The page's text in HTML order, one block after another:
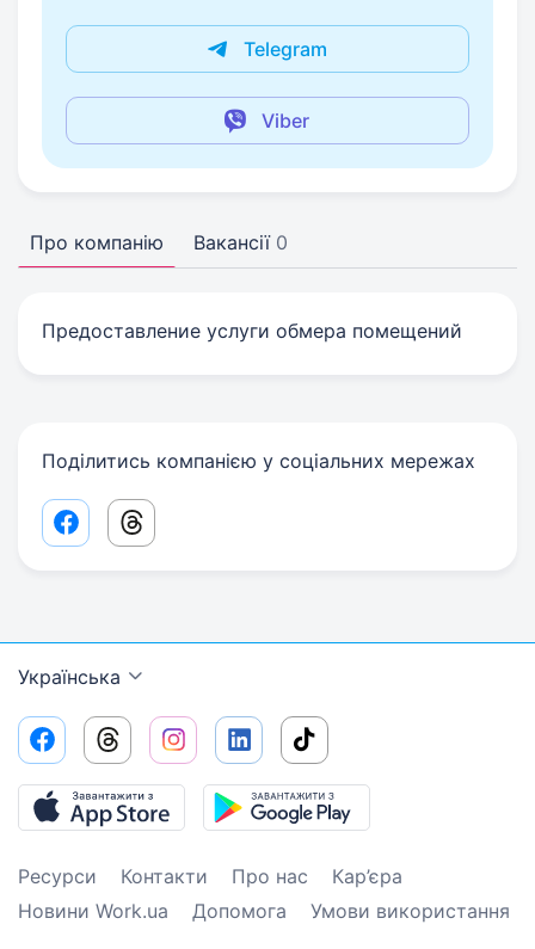
Telegram
Viber
Про компанію Вакансії 0
Предоставление услуги обмера помещений
Поділитись компанією у соціальних мережах
Facebook share link
Threads share link
Українська
Ресурси Контакти Про нас
Кар’єра
Новини Work.ua
Допомога Умови використання